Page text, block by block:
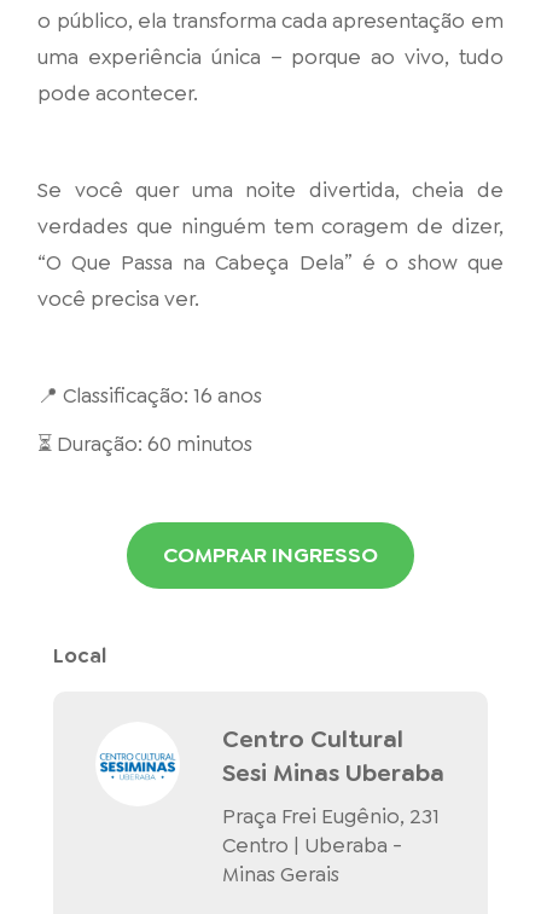
o público, ela transforma cada apresentação em
uma experiência única – porque ao vivo, tudo
pode acontecer.
Se você quer uma noite divertida, cheia de
verdades que ninguém tem coragem de dizer,
“O Que Passa na Cabeça Dela” é o show que
você precisa ver.
📍 Classificação: 16 anos
⏳ Duração: 60 minutos
COMPRAR INGRESSO
Local
Centro Cultural
Sesi Minas Uberaba
Praça Frei Eugênio, 231
Centro | Uberaba -
Minas Gerais